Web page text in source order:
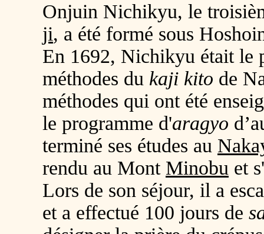
Onjuin Nichikyu, le
ji, a été formé sous
En 1692, Nichikyu était le
méthodes du kaji kito de
méthodes qui ont été
le programme d'aragyo
terminé ses études au
rendu au Mont Minobu et
Lors de son séjour, il a
et a effectué 100 jours de